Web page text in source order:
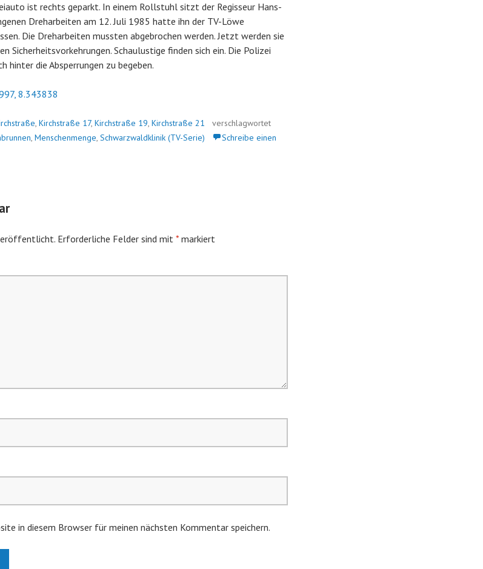
ist rechts geparkt. In einem Rollstuhl sitzt der Regisseur Hans-
Dreharbeiten am 12. Juli 1985 hatte ihn der TV-Löwe
Die Dreharbeiten mussten abgebrochen werden. Jetzt werden sie
Sicherheitsvorkehrungen. Schaulustige finden sich ein. Die Polizei
hinter die Absperrungen zu begeben.
8.343838
, Kirchstraße 17, Kirchstraße 19, Kirchstraße 21
verschlagwortet
, Menschenmenge, Schwarzwaldklinik (TV-Serie)
Schreibe einen
Erforderliche Felder sind mit * markiert
in diesem Browser für meinen nächsten Kommentar speichern.